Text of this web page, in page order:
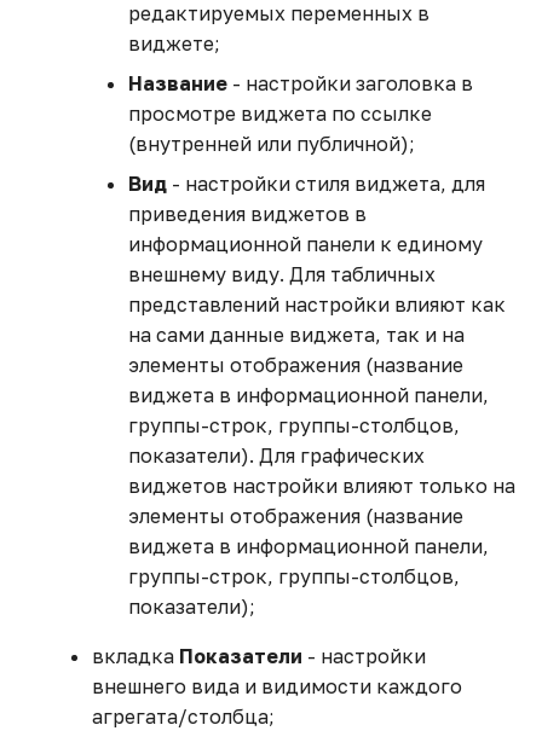
редактируемых переменных в
виджете;
Название - настройки заголовка в
просмотре виджета по ссылке
(внутренней или публичной);
Вид - настройки стиля виджета, для
приведения виджетов в
информационной панели к единому
внешнему виду. Для табличных
представлений настройки влияют как
на сами данные виджета, так и на
элементы отображения (название
виджета в информационной панели,
группы-строк, группы-столбцов,
показатели). Для графических
виджетов настройки влияют только на
элементы отображения (название
виджета в информационной панели,
группы-строк, группы-столбцов,
показатели);
вкладка Показатели - настройки
внешнего вида и видимости каждого
агрегата/столбца;